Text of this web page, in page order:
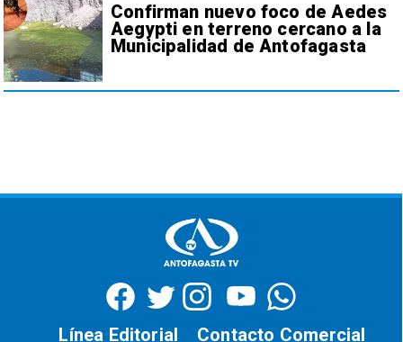
Confirman nuevo foco de Aedes
Aegypti en terreno cercano a la
Municipalidad de Antofagasta
Contacto Comercial
Línea Editorial